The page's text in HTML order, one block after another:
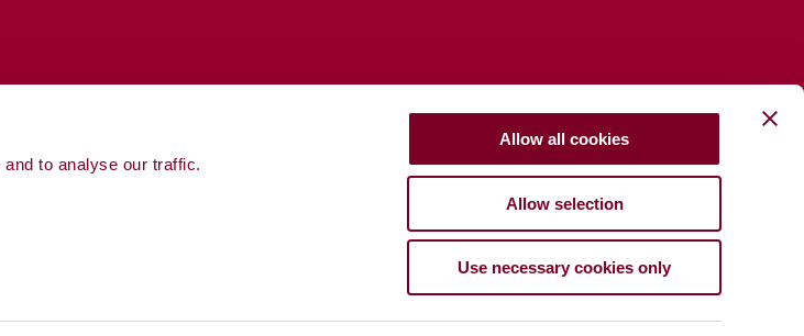
to analyse our traffic.
Allow all cookies
Allow selection
Use necessary cookies only